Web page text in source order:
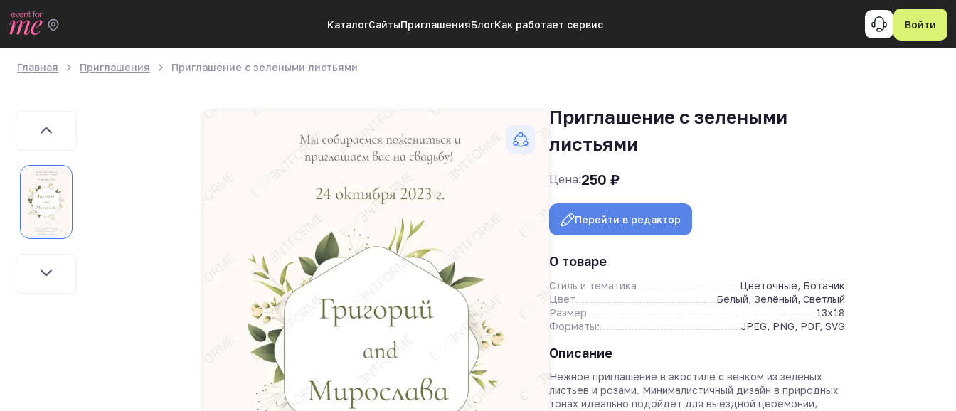
КаталогСайтыПриглашенияБлогКак работает сервис Войти
Главная Приглашения Приглашение с зелеными листьями
Приглашение с зелеными
листьями
Цена:250 ₽
Перейти в редактор
Описание
Нежное приглашение в экостиле с венком из зеленых
листьев и розами. Минималистичный дизайн в природных
тонах идеально подойдет для выездной церемонии,
О товаре
Стиль и тематика
Цветочные, Ботаник
Цвет
Белый, Зелёный, Светлый
Размер
13x18
Форматы:
JPEG, PNG, PDF, SVG